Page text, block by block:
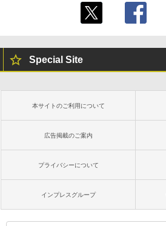
Special Site
本サイトのご利用について
広告掲載のご案内
プライバシーについて
インプレスグループ